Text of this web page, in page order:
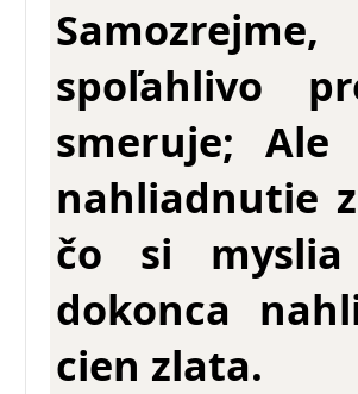
spoľahlivo
smeruje;
nahliadnutie
čo si
dokonca
cien zlata.